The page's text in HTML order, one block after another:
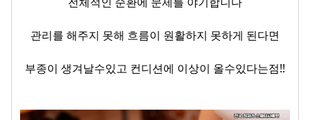
관리를 해주지 못해 흐름이 원활하지 못하게 된다면
부종이 생겨날수있고 컨디션에 이상이 올수있다는점!!